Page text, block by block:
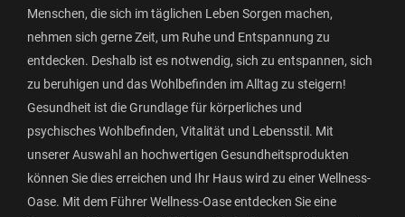
Menschen, die sich im täglichen Leben Sorgen machen,
nehmen sich gerne Zeit, um Ruhe und Entspannung zu
entdecken. Deshalb ist es notwendig, sich zu entspannen, sich
zu beruhigen und das Wohlbefinden im Alltag zu steigern!
Gesundheit ist die Grundlage für körperliches und
psychisches Wohlbefinden, Vitalität und Lebensstil. Mit
unserer Auswahl an hochwertigen Gesundheitsprodukten
können Sie dies erreichen und Ihr Haus wird zu einer Wellness-
Oase. Mit dem Führer Wellness-Oase entdecken Sie eine